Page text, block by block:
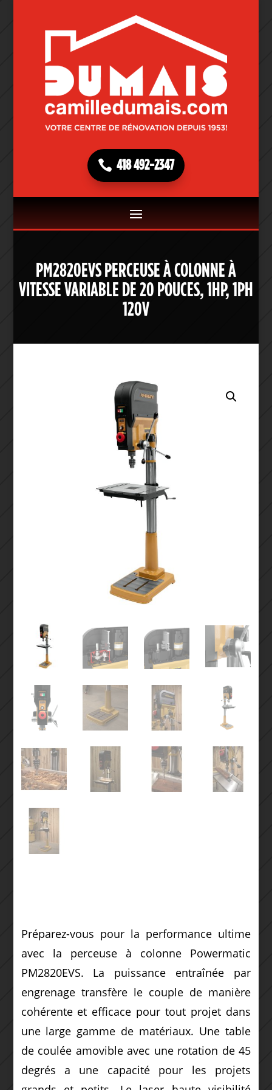
418 492-2347
PM2820EVS PERCEUSE À COLONNE À
VITESSE VARIABLE DE 20 POUCES, 1HP, 1PH
120V
Préparez-vous pour la performance ultime
avec la perceuse à colonne Powermatic
PM2820EVS. La puissance entraînée par
engrenage transfère le couple de manière
cohérente et efficace pour tout projet dans
une large gamme de matériaux. Une table
de coulée amovible avec une rotation de 45
degrés a une capacité pour les projets